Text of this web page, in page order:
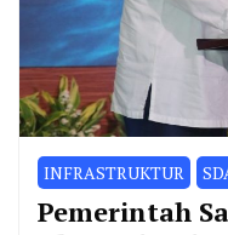
INFRASTRUKTUR
Pemerintah